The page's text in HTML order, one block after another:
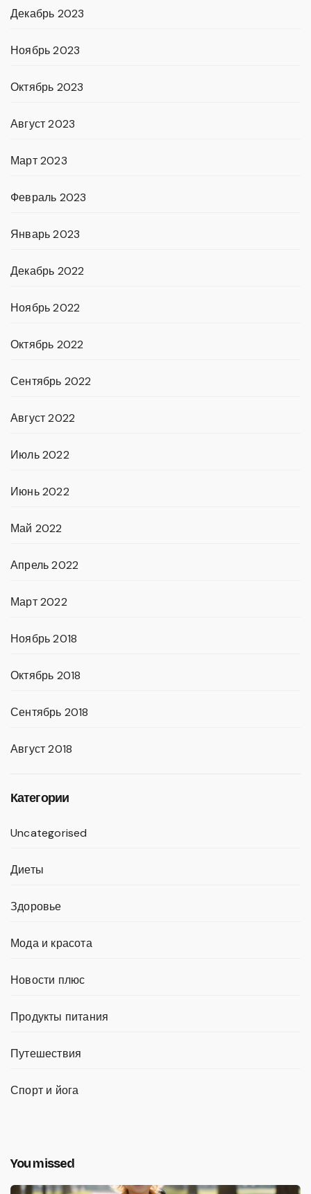
Декабрь 2023
Ноябрь 2023
Октябрь 2023
Август 2023
Март 2023
Февраль 2023
Январь 2023
Декабрь 2022
Ноябрь 2022
Октябрь 2022
Сентябрь 2022
Август 2022
Июль 2022
Июнь 2022
Май 2022
Апрель 2022
Март 2022
Ноябрь 2018
Октябрь 2018
Сентябрь 2018
Август 2018
Категории
Uncategorised
Диеты
Здоровье
Мода и красота
Новости плюс
Продукты питания
Путешествия
Спорт и йога
You missed